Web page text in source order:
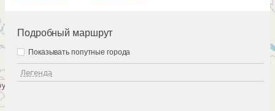
Подробный маршрут
Легенда
Показывать попутные города